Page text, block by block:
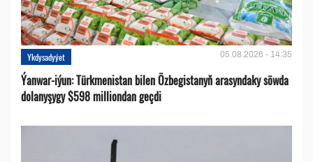
Ykdysadyýet 05.08.2026 - 14:35
Ýanwar-iýun: Türkmenistan bilen Özbegistanyň arasyndaky söwda
dolanyşygy $598 milliondan geçdi